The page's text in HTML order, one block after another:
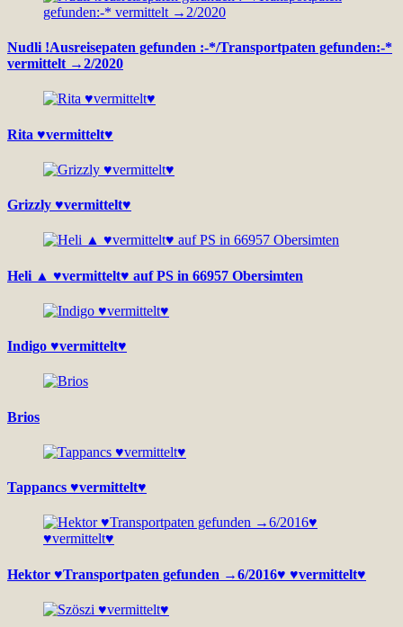
Nudli !Ausreisepaten gefunden :-*/Transportpaten gefunden:-*
vermittelt →2/2020
Rita ♥vermittelt♥
Grizzly ♥vermittelt♥
Heli ▲ ♥vermittelt♥ auf PS in 66957 Obersimten
Indigo ♥vermittelt♥
Brios
Tappancs ♥vermittelt♥
Hektor ♥Transportpaten gefunden →6/2016♥ ♥vermittelt♥